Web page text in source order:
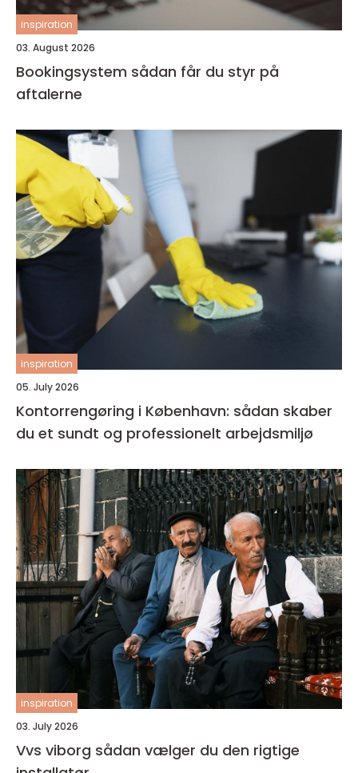
inspiration
03. August 2026
Bookingsystem sådan får du styr på
aftalerne
inspiration
05. July 2026
Kontorrengøring i København: sådan skaber
du et sundt og professionelt arbejdsmiljø
inspiration
03. July 2026
Vvs viborg sådan vælger du den rigtige